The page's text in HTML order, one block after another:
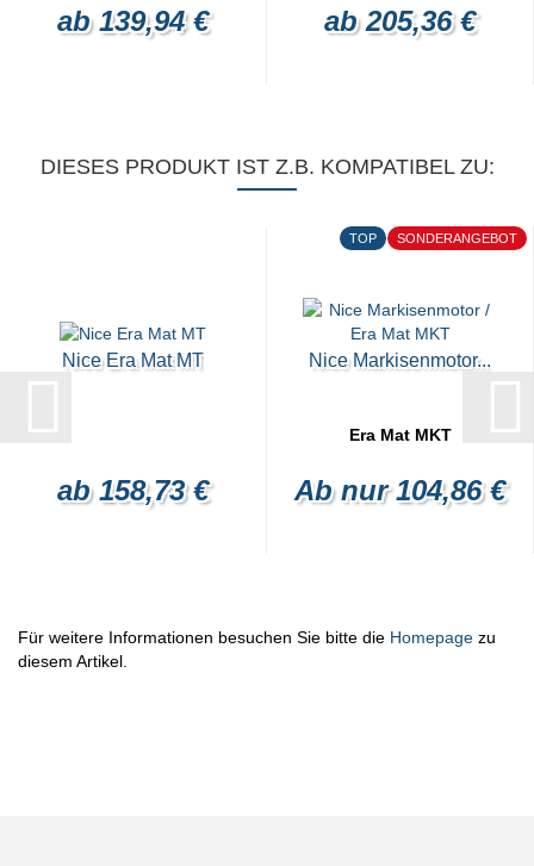
ab 139,94 € ab 205,36 €
DIESES PRODUKT IST Z.B. KOMPATIBEL ZU:
Nice Era Mat MT
ab 158,73 €
TOP SONDERANGEBOT
Nice Markisenmotor...
Era Mat MKT
Ab nur 104,86 €
Für weitere Informationen besuchen Sie bitte die Homepage zu
diesem Artikel.